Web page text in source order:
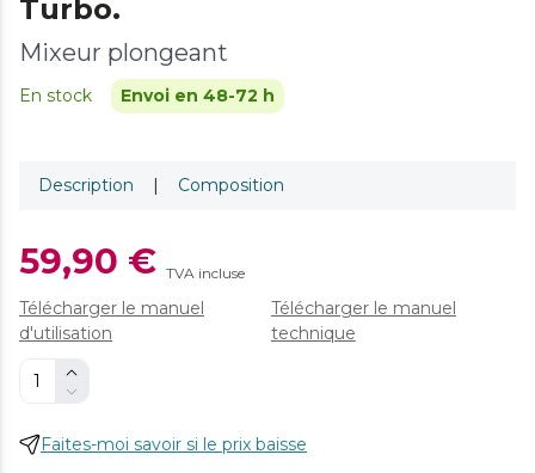
Turbo.
Mixeur plongeant
En stock Envoi en 48-72 h
Description | Composition
59,90 € TVA incluse
Télécharger le manuel
d'utilisation
Télécharger le manuel
technique
Faites-moi savoir si le prix baisse